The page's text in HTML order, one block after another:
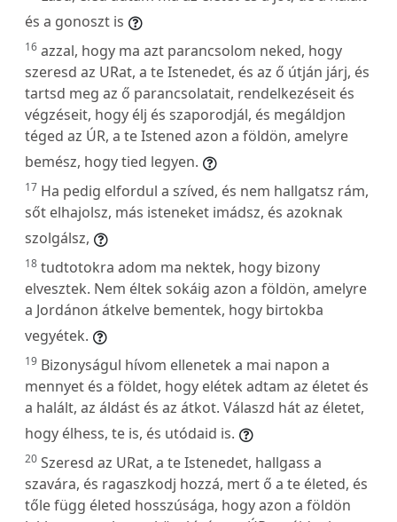
és a gonoszt is
16 azzal, hogy ma azt parancsolom neked, hogy
szeresd az URat, a te Istenedet, és az ő útján járj, és
tartsd meg az ő parancsolatait, rendelkezéseit és
végzéseit, hogy élj és szaporodjál, és megáldjon
téged az ÚR, a te Istened azon a földön, amelyre
bemész, hogy tied legyen.
17 Ha pedig elfordul a szíved, és nem hallgatsz rám,
sőt elhajolsz, más isteneket imádsz, és azoknak
szolgálsz,
18 tudtotokra adom ma nektek, hogy bizony
elvesztek. Nem éltek sokáig azon a földön, amelyre
a Jordánon átkelve bementek, hogy birtokba
vegyétek.
19 Bizonyságul hívom ellenetek a mai napon a
mennyet és a földet, hogy elétek adtam az életet és
a halált, az áldást és az átkot. Válaszd hát az életet,
hogy élhess, te is, és utódaid is.
20 Szeresd az URat, a te Istenedet, hallgass a
szavára, és ragaszkodj hozzá, mert ő a te életed, és
tőle függ életed hosszúsága, hogy azon a földön